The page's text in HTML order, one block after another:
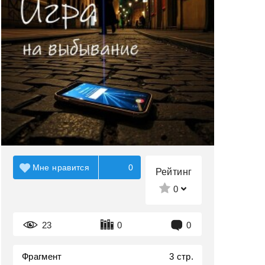
Рейтинг
0
23 0 0
Мне нравится 0
Фрагмент 3 стр.